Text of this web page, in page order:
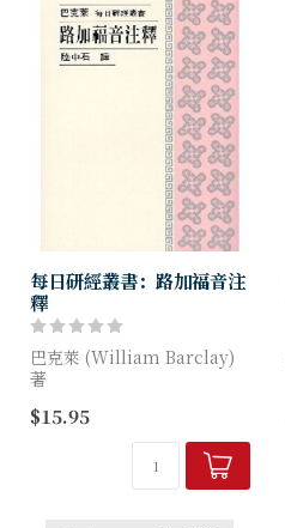
每日研經叢書：路加福音注
釋
巴克萊 (William Barclay)
著
每日研經叢書分為新舊約部
分。新約各卷作者巴克萊是蘇
格蘭格拉斯哥大學新約及希臘
文教授，是當代著名神學家。
$15.95